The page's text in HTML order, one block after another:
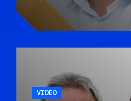
VIDEO